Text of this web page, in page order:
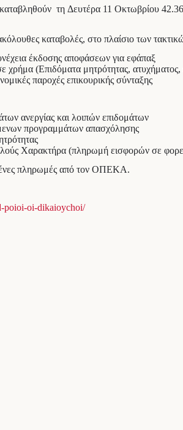
τη Δευτέρα 11 Οκτωβρίου
καταβολές, στο πλαίσιο των
έκδοσης αποφάσεων για εφάπαξ
χρήμα (Επιδόματα μητρότητας, ατυχήματος,
παροχές επικουρικής σύνταξης
ανεργίας και λοιπών επιδομάτων
προγραμμάτων απασχόλησης
Χαρακτήρα (πληρωμή εισφορών σε
πληρωμές από τον ΟΠΕΚΑ.
poioi-oi-dikaioychoi/